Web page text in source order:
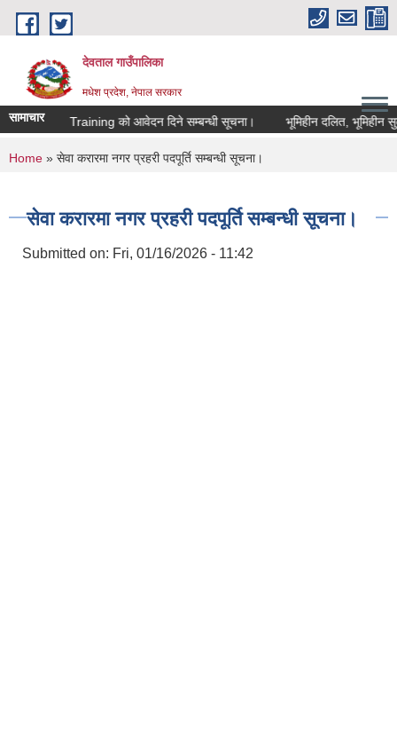
Skip to main content
देवताल गाउँपालिका
मधेश प्रदेश, नेपाल सरकार
सामाचार
Digital Skill Training को आवेदन दिने सम्बन्धी सूचना। भूमिहीन दलित, भूमिहीन
You are here
Home » सेवा करारमा नगर प्रहरी पदपूर्ति सम्बन्धी सूचना।
सेवा करारमा नगर प्रहरी पदपूर्ति सम्बन्धी सूचना।
Submitted on: Fri, 01/16/2026 - 11:42